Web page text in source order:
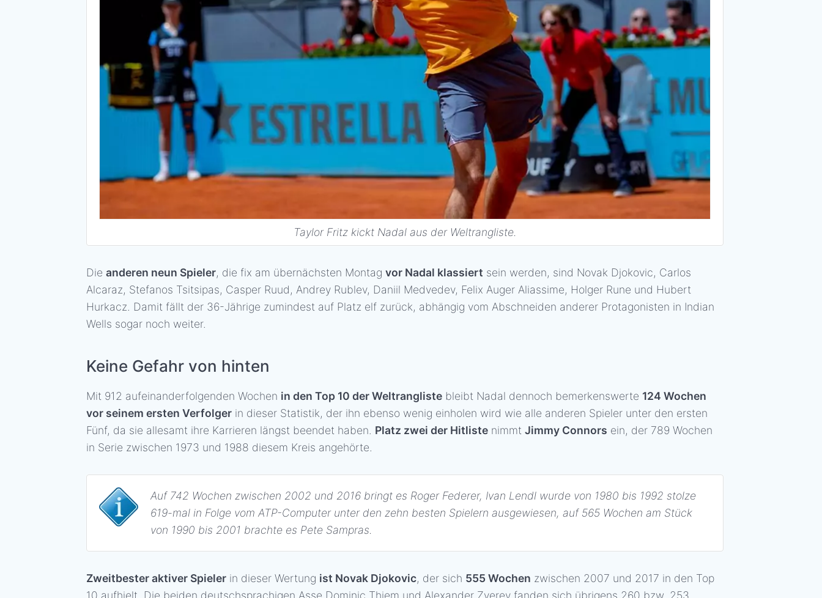
Taylor Fritz kickt Nadal aus der Weltrangliste.
Dieanderen neun Spieler, die fix am übernächsten Montagvor Nadal klassiert sein werden, sind Novak Djokovic, Carlos
Alcaraz, Stefanos Tsitsipas, Casper Ruud, Andrey Rublev, Daniil Medvedev, Felix Auger Aliassime, Holger Rune und Hubert
Hurkacz. Damit fällt der 36-Jährige zumindest auf Platz elf zurück, abhängig vom Abschneiden anderer Protagonisten in Indian
Wells sogar noch weiter.
Keine Gefahr von hinten
Mit 912 aufeinanderfolgenden Wochen in den Top 10 der Weltrangliste bleibt Nadal dennoch bemerkenswerte 124 Wochen
vor seinem ersten Verfolger in dieser Statistik, der ihn ebenso wenig einholen wird wie alle anderen Spieler unter den ersten
Fünf, da sie allesamt ihre Karrieren längst beendet haben. Platz zwei der Hitliste nimmtJimmy Connors ein, der 789 Wochen
in Serie zwischen 1973 und 1988 diesem Kreis angehörte.
Auf 742 Wochen zwischen 2002 und 2016 bringt es Roger Federer, Ivan Lendl wurde von 1980 bis 1992 stolze
619-mal in Folge vom ATP-Computer unter den zehn besten Spielern ausgewiesen, auf 565 Wochen am Stück
von 1990 bis 2001 brachte es Pete Sampras.
Zweitbester aktiver Spieler in dieser Wertung ist Novak Djokovic, der sich 555 Wochen zwischen 2007 und 2017 in den Top
10 aufhielt. Die beiden deutschsprachigen Asse Dominic Thiem und Alexander Zverev fanden sich übrigens 260 bzw. 253